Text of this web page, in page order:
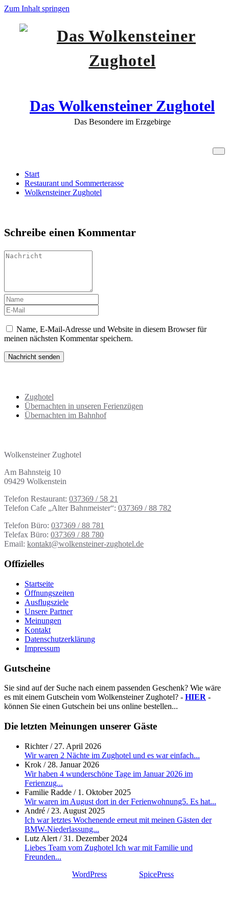
Zum Inhalt springen
Das Wolkensteiner Zughotel
Das Besondere im Erzgebirge
Start
Restaurant und Sommerterasse
Wolkensteiner Zughotel
Schreibe einen Kommentar
Name, E-Mail-Adresse und Website in diesem Browser für
meinen nächsten Kommentar speichern.
Zughotel
Übernachten in unseren Ferienzügen
Übernachten im Bahnhof
Wolkensteiner Zughotel
Am Bahnsteig 10
09429 Wolkenstein
Telefon Restaurant: 037369 / 58 21
Telefon Cafe „Alter Bahnmeister“: 037369 / 88 782
Telefon Büro: 037369 / 88 781
Telefax Büro: 037369 / 88 780
Email: kontakt@wolkensteiner-zughotel.de
Offizielles
Startseite
Öffnungszeiten
Ausflugsziele
Unsere Partner
Meinungen
Kontakt
Datenschutzerklärung
Impressum
Gutscheine
Sie sind auf der Suche nach einem passenden Geschenk? Wie wäre
es mit einem Gutschein vom Wolkensteiner Zughotel? - HIER -
können Sie einen Gutschein bei uns online bestellen...
Die letzten Meinungen unserer Gäste
Richter/ 27. April 2026
Wir waren 2 Nächte im Zughotel und es war einfach...
Krok / 28. Januar 2026
Wir haben 4 wunderschöne Tage im Januar 2026 im
Ferienzug...
Familie Radde / 1. Oktober 2025
Wir waren im August dort in der Ferienwohnung5. Es hat...
André / 23. August 2025
Ich war letztes Wochenende erneut mit meinen Gästen der
BMW-Niederlassung...
Lutz Alert /31. Dezember 2024
Liebes Team vom Zughotel Ich war mit Familie und
Freunden...
WordPress SpicePress